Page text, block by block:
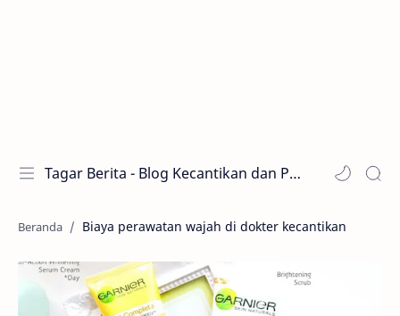
Tagar Berita - Blog Kecantikan dan Perawatan
Biaya perawatan wajah di dokter kecantikan